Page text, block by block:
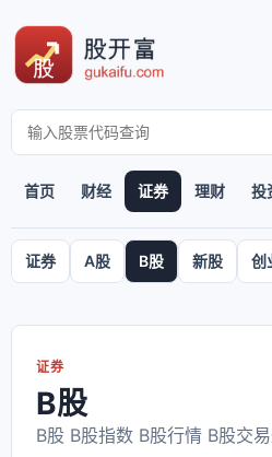
首页 财经 证券 理财 投
证券 A股 B股 新股 创
证券
B股
B股 B股指数 B股行情 B股交